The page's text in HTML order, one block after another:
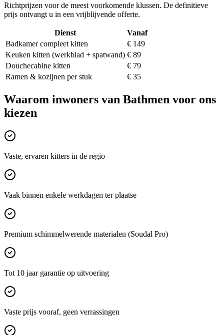
Richtprijzen voor de meest voorkomende klussen. De definitieve
prijs ontvangt u in een vrijblijvende offerte.
Dienst
Vanaf
Badkamer compleet kitten
€ 149
Keuken kitten (werkblad + spatwand) € 89
Douchecabine kitten
€ 79
Ramen & kozijnen per stuk
€ 35
Waarom inwoners van Bathmen voor ons
kiezen
Vaste, ervaren kitters in de regio
Vaak binnen enkele werkdagen ter plaatse
Premium schimmelwerende materialen (Soudal Pro)
Tot 10 jaar garantie op uitvoering
Vaste prijs vooraf, geen verrassingen